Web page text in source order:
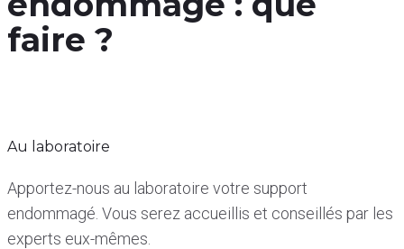
faire ?
Au laboratoire
Apportez-nous au laboratoire votre support
endommagé. Vous serez accueillis et conseillés par les
experts eux-mêmes.